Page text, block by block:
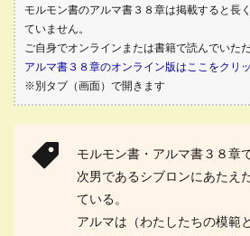
モルモン書のアルマ書３８章は掲載すると長
ていません。
ご自身でオンラインまたは書籍で読んでいた
アルマ書３８章のオンライン版はここをクリ
※別タブ（画面）で開きます
モルモン書・アルマ書３８章
次男であるシブロンにあたえ
ている。
アルマは（わたしたちの模範